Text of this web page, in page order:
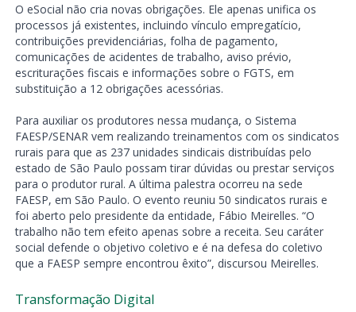
O eSocial não cria novas obrigações. Ele apenas unifica os
processos já existentes, incluindo vínculo empregatício,
contribuições previdenciárias, folha de pagamento,
comunicações de acidentes de trabalho, aviso prévio,
escriturações fiscais e informações sobre o FGTS, em
substituição a 12 obrigações acessórias.
Para auxiliar os produtores nessa mudança, o Sistema
FAESP/SENAR vem realizando treinamentos com os sindicatos
rurais para que as 237 unidades sindicais distribuídas pelo
estado de São Paulo possam tirar dúvidas ou prestar serviços
para o produtor rural. A última palestra ocorreu na sede
FAESP, em São Paulo. O evento reuniu 50 sindicatos rurais e
foi aberto pelo presidente da entidade, Fábio Meirelles. “O
trabalho não tem efeito apenas sobre a receita. Seu caráter
social defende o objetivo coletivo e é na defesa do coletivo
que a FAESP sempre encontrou êxito”, discursou Meirelles.
Transformação Digital